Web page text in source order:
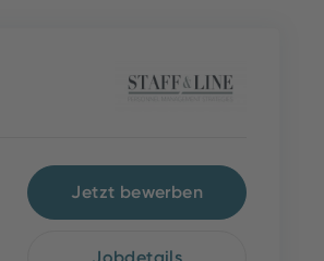
Jetzt bewerben